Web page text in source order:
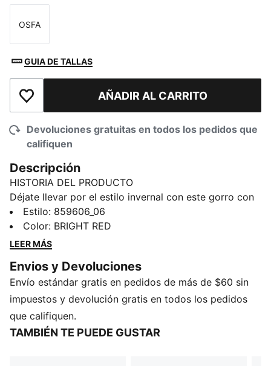
Talla
OSFA
GUIA DE TALLAS
Añadir a la lista de deseosAÑADIR AL CARRITO
Devoluciones gratuitas en todos los pedidos que
califiquen
Descripción
HISTORIA DEL PRODUCTO
Déjate llevar por el estilo invernal con este gorro con
pompones en la parte superior.
DETALLES
Detalle en el dobladillo
100 % acrílico
Estilo: 859606_06
Color: BRIGHT RED
LEER MÁS
Envios y Devoluciones
Envío estándar gratis en pedidos de más de $60 sin
impuestos y devolución gratis en todos los pedidos
que califiquen.
TAMBIÉN TE PUEDE GUSTAR